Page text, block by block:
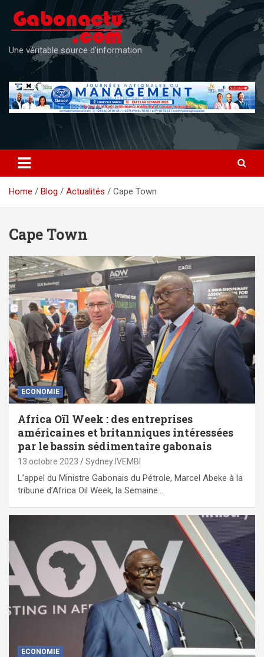
content
Une véritable source d'information
Home Blog Actualités Cape Town
Cape Town
ECONOMIE
Africa Oïl Week : des entreprises
américaines et britanniques intéressées
par le bassin sédimentaire gabonais
13 octobre 2023 Sydney IVEMBI
L’appel du Ministre Gabonais du Pétrole, Marcel Abeke à la
tribune d’Africa Oil Week, la Semaine…
ECONOMIE